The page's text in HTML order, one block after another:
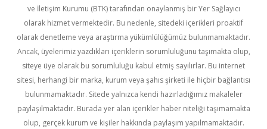
ve İletişim Kurumu (BTK) tarafından onaylanmış bir Yer Sağlayıcı
olarak hizmet vermektedir. Bu nedenle, sitedeki içerikleri proaktif
olarak denetleme veya araştırma yükümlülüğümüz bulunmamaktadır.
Ancak, üyelerimiz yazdıkları içeriklerin sorumluluğunu taşımakta olup,
siteye üye olarak bu sorumluluğu kabul etmiş sayılırlar. Bu internet
sitesi, herhangi bir marka, kurum veya şahıs şirketi ile hiçbir bağlantısı
bulunmamaktadır. Sitede yalnızca kendi hazırladığımız makaleler
paylaşılmaktadır. Burada yer alan içerikler haber niteliği taşımamakta
olup, gerçek kurum ve kişiler hakkında paylaşım yapılmamaktadır.